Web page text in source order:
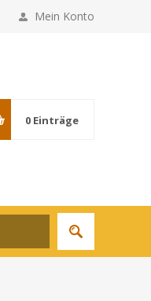
Mein Konto
0 Einträge